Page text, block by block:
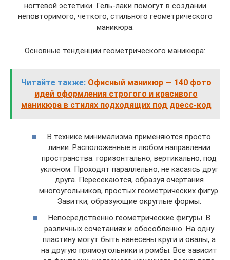
ногтевой эстетики. Гель-лаки помогут в создании
неповторимого, четкого, стильного геометрического
маникюра.
Основные тенденции геометрического маникюра:
Читайте также: Офисный маникюр — 140 фото
идей оформления строгого и красивого
маникюра в стилях подходящих под дресс-код
В технике минимализма применяются просто
линии. Расположенные в любом направлении
пространства: горизонтально, вертикально, под
уклоном. Проходят параллельно, не касаясь друг
друга. Пересекаются, образуя очертания
многоугольников, простых геометрических фигур.
Завитки, образующие округлые формы.
Непосредственно геометрические фигуры. В
различных сочетаниях и обособленно. На одну
пластину могут быть нанесены круги и овалы, а
на другую прямоугольники и ромбы. Все зависит